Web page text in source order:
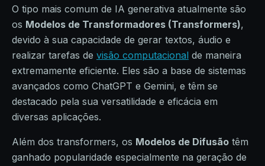
O tipo mais comum de IA generativa atualmente são
os Modelos de Transformadores (Transformers),
devido à sua capacidade de gerar textos, áudio e
realizar tarefas de visão computacional de maneira
extremamente eficiente. Eles são a base de sistemas
avançados como ChatGPT e Gemini, e têm se
destacado pela sua versatilidade e eficácia em
diversas aplicações.
Além dos transformers, os Modelos de Difusão têm
ganhado popularidade especialmente na geração de